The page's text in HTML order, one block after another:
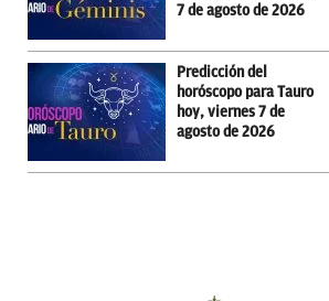
7 de agosto de 2026
Predicción del
horóscopo para Tauro
hoy, viernes 7 de
agosto de 2026